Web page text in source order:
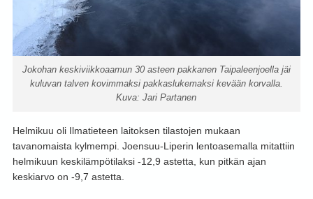
Jokohan keskiviikkoaamun 30 asteen pakkanen Taipaleenjoella jäi
kuluvan talven kovimmaksi pakkaslukemaksi kevään korvalla.
Kuva: Jari Partanen
Helmikuu oli Ilmatieteen laitoksen tilastojen mukaan
tavanomaista kylmempi. Joensuu-Liperin lentoasemalla mitattiin
helmikuun keskilämpötilaksi -12,9 astetta, kun pitkän ajan
keskiarvo on -9,7 astetta.